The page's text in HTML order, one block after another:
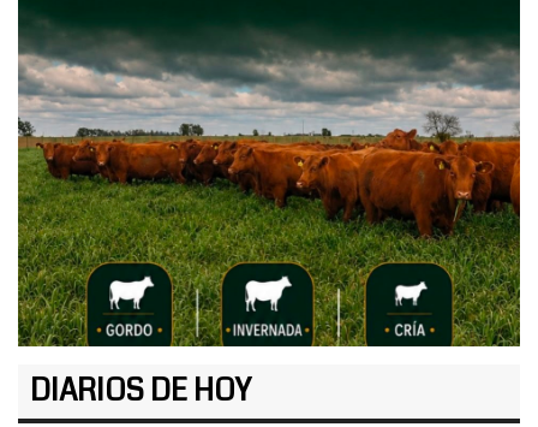
DIARIOS DE HOY